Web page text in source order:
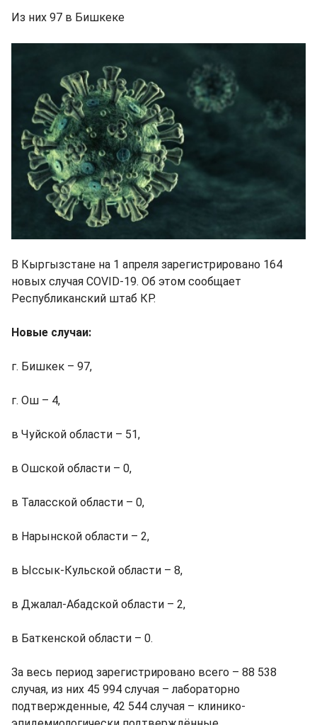
Из них 97 в Бишкеке
В Кыргызстане на 1 апреля зарегистрировано 164
новых случая COVID-19. Об этом сообщает
Республиканский штаб КР.
Новые случаи:
г. Бишкек – 97,
г. Ош – 4,
в Чуйской области – 51,
в Ошской области – 0,
в Таласской области – 0,
в Нарынской области – 2,
в Ыссык-Кульской области – 8,
в Джалал-Абадской области – 2,
в Баткенской области – 0.
За весь период зарегистрировано всего – 88 538
случая, из них 45 994 случая – лабораторно
подтвержденные, 42 544 случая – клинико-